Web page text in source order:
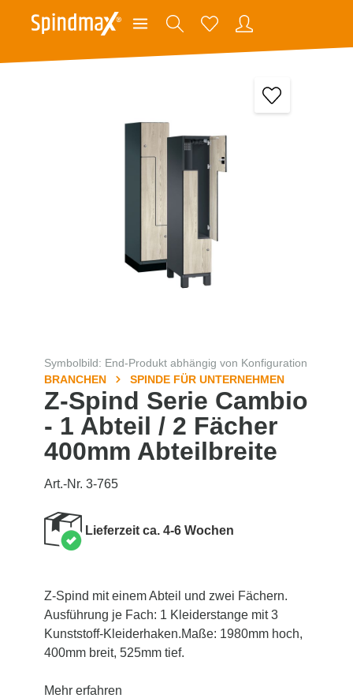
Symbolbild: End-Produkt abhängig von Konfiguration
BRANCHEN
SPINDE FÜR UNTERNEHMEN
Z-Spind Serie Cambio
- 1 Abteil / 2 Fächer
400mm Abteilbreite
Art.-Nr. 3-765
Lieferzeit ca. 4-6 Wochen
Z-Spind mit einem Abteil und zwei Fächern.
Ausführung je Fach: 1 Kleiderstange mit 3
Kunststoff-Kleiderhaken.Maße: 1980mm hoch,
400mm breit, 525mm tief.
Mehr erfahren